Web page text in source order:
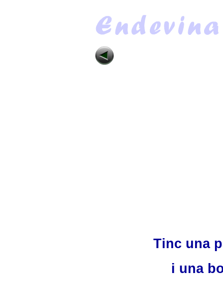
Tinc una
i una